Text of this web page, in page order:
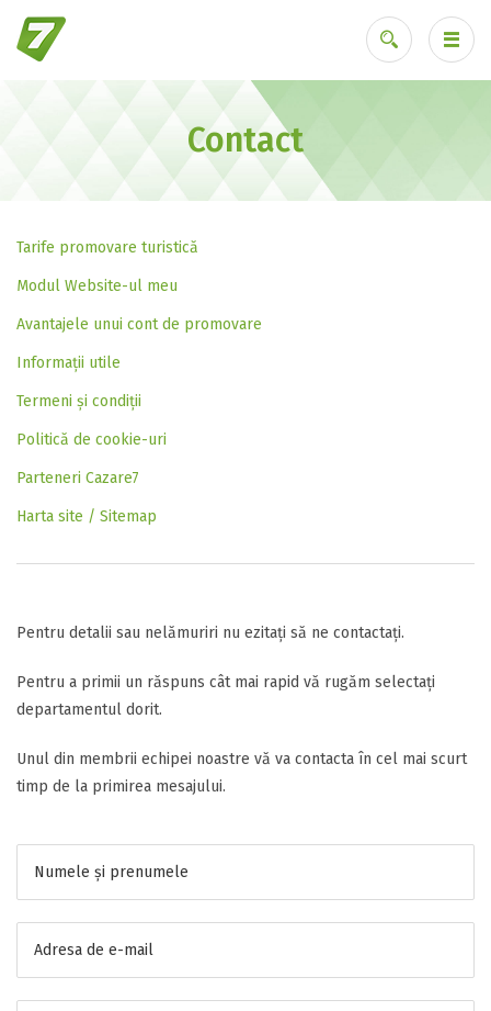
Contact
Tarife promovare turistică
Modul Website-ul meu
Avantajele unui cont de promovare
Informații utile
Termeni și condiții
Politică de cookie-uri
Parteneri Cazare7
Harta site / Sitemap
Pentru detalii sau nelămuriri nu ezitați să ne contactați.
Pentru a primii un răspuns cât mai rapid vă rugăm selectați
departamentul dorit.
Unul din membrii echipei noastre vă va contacta în cel mai scurt
timp de la primirea mesajului.